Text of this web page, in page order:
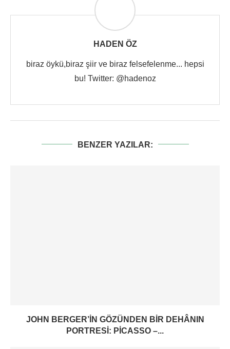
HADEN ÖZ
biraz öykü,biraz şiir ve biraz felsefelenme... hepsi
bu! Twitter: @hadenoz
BENZER YAZILAR:
JOHN BERGER’IN GÖZÜNDEN BIR DEHÂNIN
PORTRESI: PICASSO –...